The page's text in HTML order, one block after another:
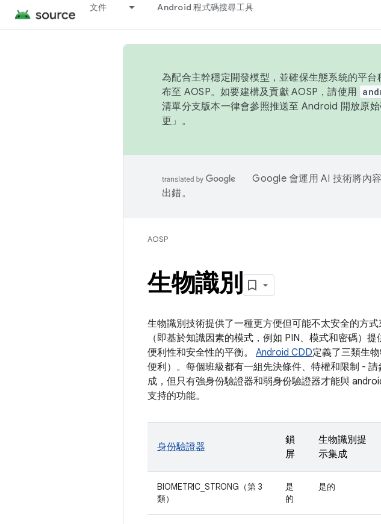
文件 Android 程式碼搜尋工具
為配合主幹穩定開發模型，並確保生態系統的平
布至 AOSP。如要建構及貢獻 AOSP，請使用
清單分支版本一律會參照推送至 Android 開放原
更 」。
Google 會運用 AI 技術將內
出錯。
AOSP
生物識別
生物識別技術提供了一種更方便但可能不太安全的方
（即基於知識因素的模式，例如 PIN、模式和密碼）
便利性和安全性的平衡。 Android CDD定義了三類生
便利）。每個班級都有一組先決條件、特權和限制 -
成，但只有強身份驗證器和弱身份驗證器才能與
支持的功能。
身份驗證器
鎖
屏
生物識別提
示集成
BIOMETRIC_STRONG（第 3
類）
是
的
是的